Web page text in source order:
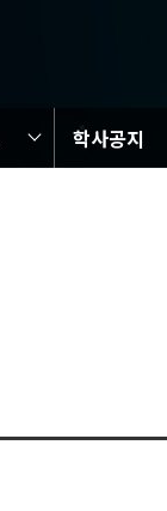
학사공지